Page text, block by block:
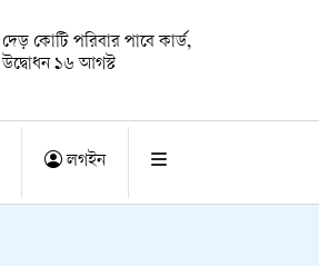
দেড় কোটি পরিবার পাবে কার্ড,
উদ্বোধন ১৬ আগস্ট
লগইন